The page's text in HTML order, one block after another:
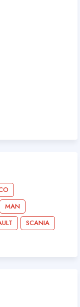
MAN
SCANIA